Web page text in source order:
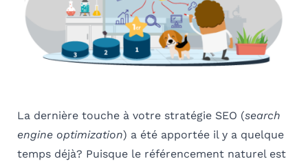
La dernière touche à votre stratégie SEO (search
engine optimization) a été apportée il y a quelque
temps déjà? Puisque le référencement naturel est